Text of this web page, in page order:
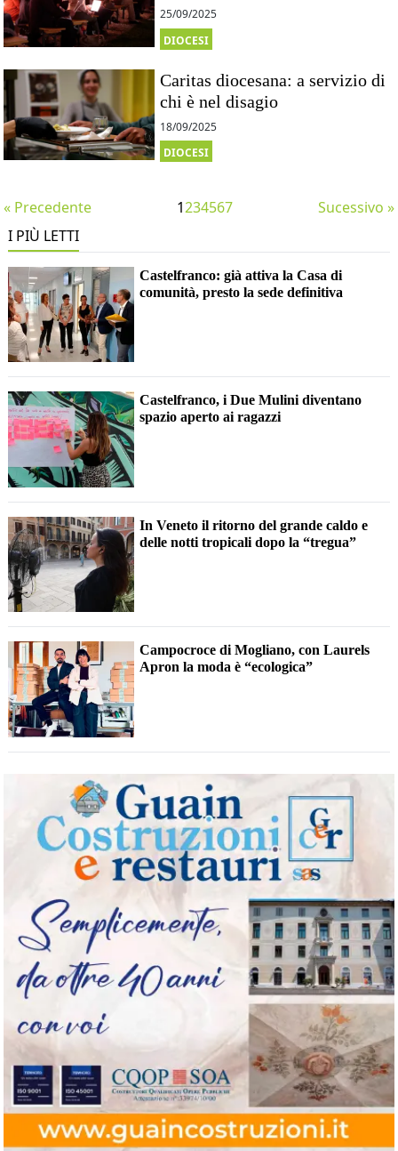
25/09/2025
DIOCESI
Caritas diocesana: a servizio di
chi è nel disagio
18/09/2025
DIOCESI
« Precedente 1234567
Sucessivo »
I PIÙ LETTI
Castelfranco: già attiva la Casa di
comunità, presto la sede definitiva
Castelfranco, i Due Mulini diventano
spazio aperto ai ragazzi
In Veneto il ritorno del grande caldo e
delle notti tropicali dopo la “tregua”
Campocroce di Mogliano, con Laurels
Apron la moda è “ecologica”